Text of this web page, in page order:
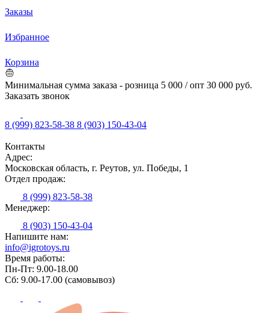
Заказы
Избранное
Корзина
Минимальная сумма заказа - розница 5 000 / опт 30 000 руб.
Заказать звонок
8 (999) 823-58-38 8 (903) 150-43-04
Контакты
Адрес:
Московская область, г. Реутов, ул. Победы, 1
Отдел продаж:
8 (999) 823-58-38
Менеджер:
8 (903) 150-43-04
Напишите нам:
info@igrotoys.ru
Время работы:
Пн-Пт: 9.00-18.00
Сб: 9.00-17.00 (самовывоз)